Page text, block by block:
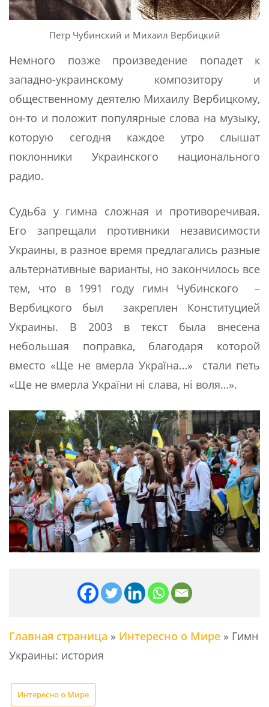
Петр Чубинский и Михаил Вербицкий
Немного позже произведение попадет к
западно-украинскому композитору и
общественному деятелю Михаилу Вербицкому,
он-то и положит популярные слова на музыку,
которую сегодня каждое утро слышат
поклонники Украинского национального
радио.
Судьба у гимна сложная и противоречивая.
Его запрещали противники независимости
Украины, в разное время предлагались разные
альтернативные варианты, но закончилось все
тем, что в 1991 году гимн Чубинского –
Вербицкого был закреплен Конституцией
Украины. В 2003 в текст была внесена
небольшая поправка, благодаря которой
вместо «Ще не вмерла Україна…» стали петь
«Ще не вмерла України ні слава, ні воля…».
Главная страница » Интересно о Мире » Гимн
Украины: история
Интересно о Мире